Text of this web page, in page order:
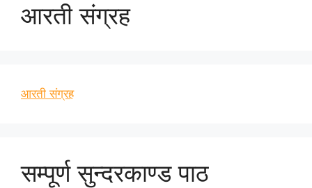
आरती संग्रह
आरती संग्रह
सम्पूर्ण सुन्दरकाण्ड पाठ